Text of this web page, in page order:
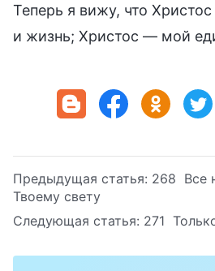
Теперь я вижу, что Христос
и жизнь; Христос — мой
Предыдущая статья: 268 Все
Твоему свету
Следующая статья: 271